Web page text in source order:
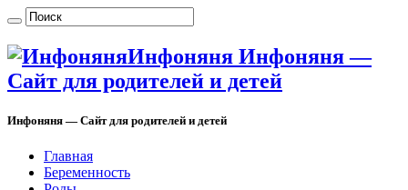
Инфоняня Инфоняня —
Сайт для родителей и детей
Инфоняня — Сайт для родителей и детей
Главная
Беременность